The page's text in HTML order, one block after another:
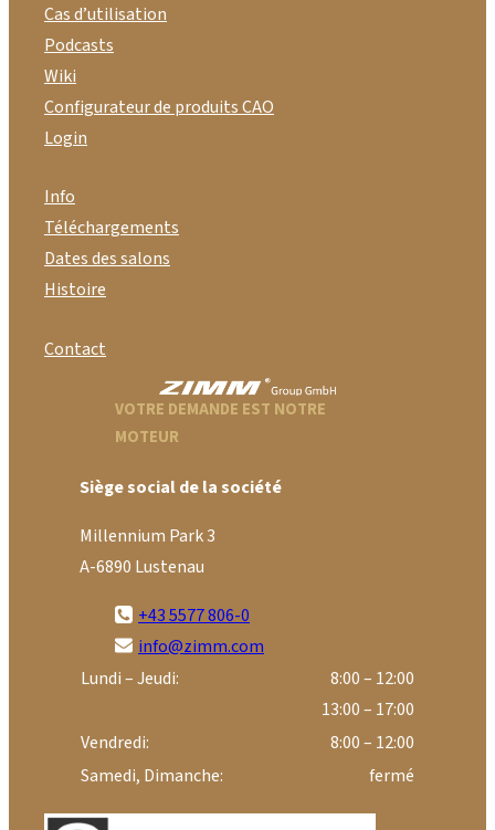
Cas d’utilisation
Podcasts
Wiki
Configurateur de produits CAO
Login
Info
Téléchargements
Dates des salons
Histoire
Contact
VOTRE DEMANDE EST NOTRE
MOTEUR
Siège social de la société
Millennium Park 3
A-6890 Lustenau
+43 5577 806-0
info@zimm.com
Lundi – Jeudi:
8:00 – 12:00
13:00 – 17:00
Vendredi:
8:00 – 12:00
Samedi, Dimanche:
fermé